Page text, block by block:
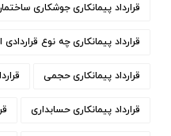
قرارداد پیمانکاری جوشکاری
قرارداد پیمانکاری چه نوع
قرارداد پیمانکاری حجمی
قرارداد پیمانکاری حسابداری